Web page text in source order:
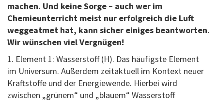
machen. Und keine Sorge – auch wer im
Chemieunterricht meist nur erfolgreich die Luft
weggeatmet hat, kann sicher einiges beantworten.
Wir wünschen viel Vergnügen!
1. Element 1: Wasserstoff (H). Das häufigste Element
im Universum. Außerdem zeitaktuell im Kontext neuer
Kraftstoffe und der Energiewende. Hierbei wird
zwischen „grünem“ und „blauem“ Wasserstoff